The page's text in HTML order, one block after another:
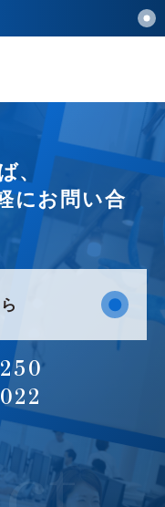
、
にお問い合